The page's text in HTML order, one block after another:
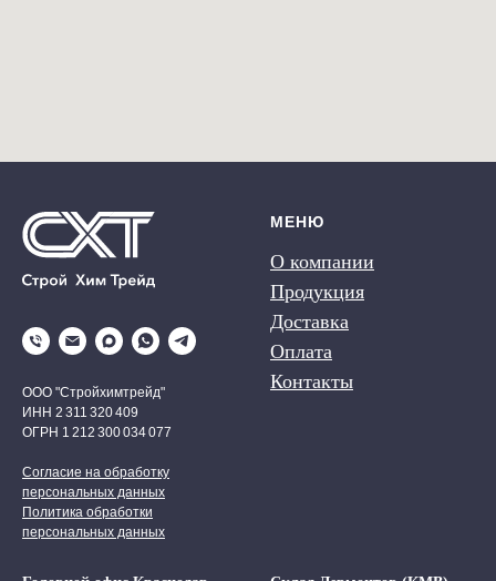
ООО "Стройхимтрейд"
ИНН 2 311 320 409
ОГРН 1 212 300 034 077
Согласие на обработку
персональных данных
Политика обработки
персональных данных
МЕНЮ
О компании
Продукция
Доставка
Оплата
Контакты